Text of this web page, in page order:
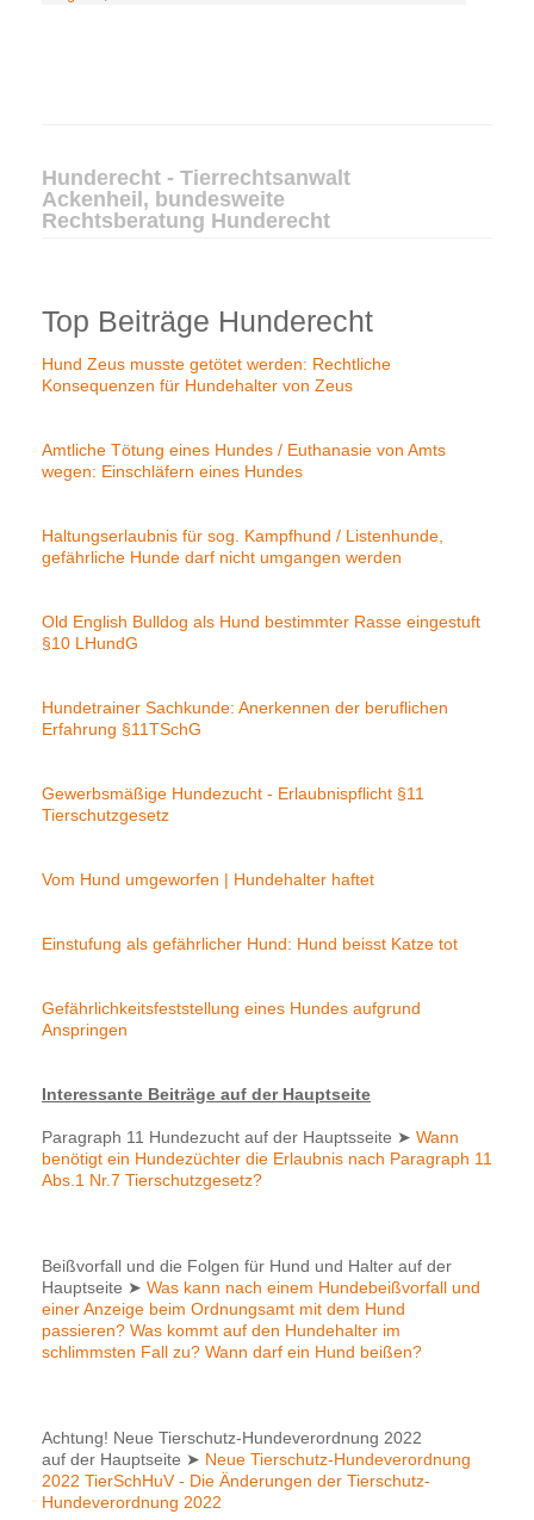
Hunderecht - Tierrechtsanwalt
Ackenheil, bundesweite
Rechtsberatung Hunderecht
Top Beiträge Hunderecht
Hund Zeus musste getötet werden: Rechtliche
Konsequenzen für Hundehalter von Zeus
Amtliche Tötung eines Hundes / Euthanasie von Amts
wegen: Einschläfern eines Hundes
Haltungserlaubnis für sog. Kampfhund / Listenhunde,
gefährliche Hunde darf nicht umgangen werden
Old English Bulldog als Hund bestimmter Rasse eingestuft
§10 LHundG
Hundetrainer Sachkunde: Anerkennen der beruflichen
Erfahrung §11TSchG
Gewerbsmäßige Hundezucht - Erlaubnispflicht §11
Tierschutzgesetz
Vom Hund umgeworfen | Hundehalter haftet
Einstufung als gefährlicher Hund: Hund beisst Katze tot
Gefährlichkeitsfeststellung eines Hundes aufgrund
Anspringen
Interessante Beiträge auf der Hauptseite
Paragraph 11 Hundezucht auf der Hauptsseite ➤ Wann
benötigt ein Hundezüchter die Erlaubnis nach Paragraph 11
Abs.1 Nr.7 Tierschutzgesetz?
Beißvorfall und die Folgen für Hund und Halter auf der
Hauptseite ➤ Was kann nach einem Hundebeißvorfall und
einer Anzeige beim Ordnungsamt mit dem Hund
passieren? Was kommt auf den Hundehalter im
schlimmsten Fall zu? Wann darf ein Hund beißen?
Achtung! Neue Tierschutz-Hundeverordnung 2022
auf der Hauptseite ➤ Neue Tierschutz-Hundeverordnung
2022 TierSchHuV - Die Änderungen der Tierschutz-
Hundeverordnung 2022